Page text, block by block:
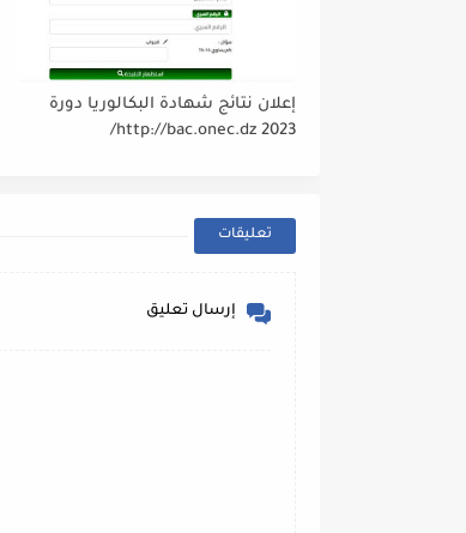
إعلان نتائج شهادة البكالوريا دورة
2023 http://bac.onec.dz/
تعليقات
إرسال تعليق